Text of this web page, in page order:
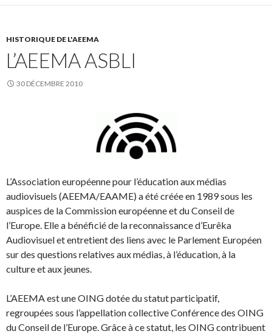
HISTORIQUE DE L'AEEMA
L’AEEMA ASBLI
30 DÉCEMBRE 2010
L’Association européenne pour l’éducation aux médias
audiovisuels (AEEMA/EAAME) a été créée en 1989 sous les
auspices de la Commission européenne et du Conseil de
l’Europe. Elle a bénéficié de la reconnaissance d’Eurêka
Audiovisuel et entretient des liens avec le Parlement Européen
sur des questions relatives aux médias, à l’éducation, à la
culture et aux jeunes.
L’AEEMA est une OING dotée du statut participatif,
regroupées sous l’appellation collective Conférence des OING
du Conseil de l’Europe. Grâce à ce statut, les OING contribuent